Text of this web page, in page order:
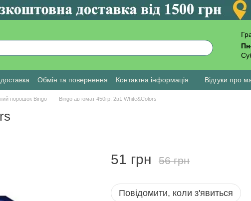
Обмін та повернення Контактна інформація Відгуки про
порошок Bingo Bingo автомат 450гр. 2в1 White&Colors
51 грн 56 грн
Повідомити, коли з'явиться